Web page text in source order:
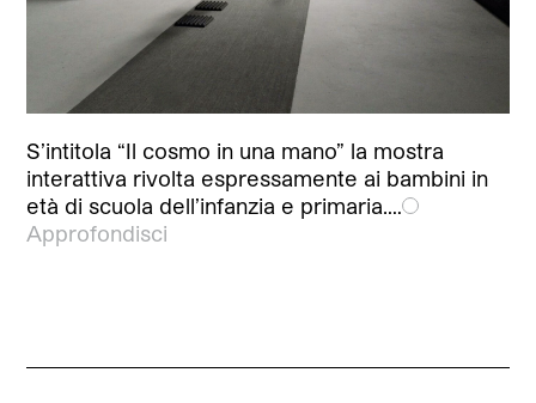
S’intitola “Il cosmo in una mano” la mostra
interattiva rivolta espressamente ai bambini in
età di scuola dell’infanzia e primaria.…
Approfondisci